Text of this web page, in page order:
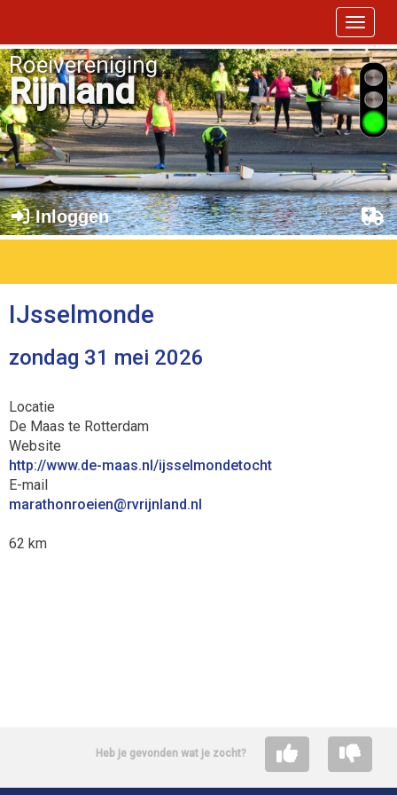
Toggle
Roeivereniging
Rijnland
Inloggen
IJsselmonde
zondag 31 mei 2026
Locatie
De Maas te Rotterdam
Website
http://www.de-maas.nl/ijsselmondetocht
E-mail
neieornohtaram@rvrijnland.nl
62 km
Heb je gevonden wat je zocht?